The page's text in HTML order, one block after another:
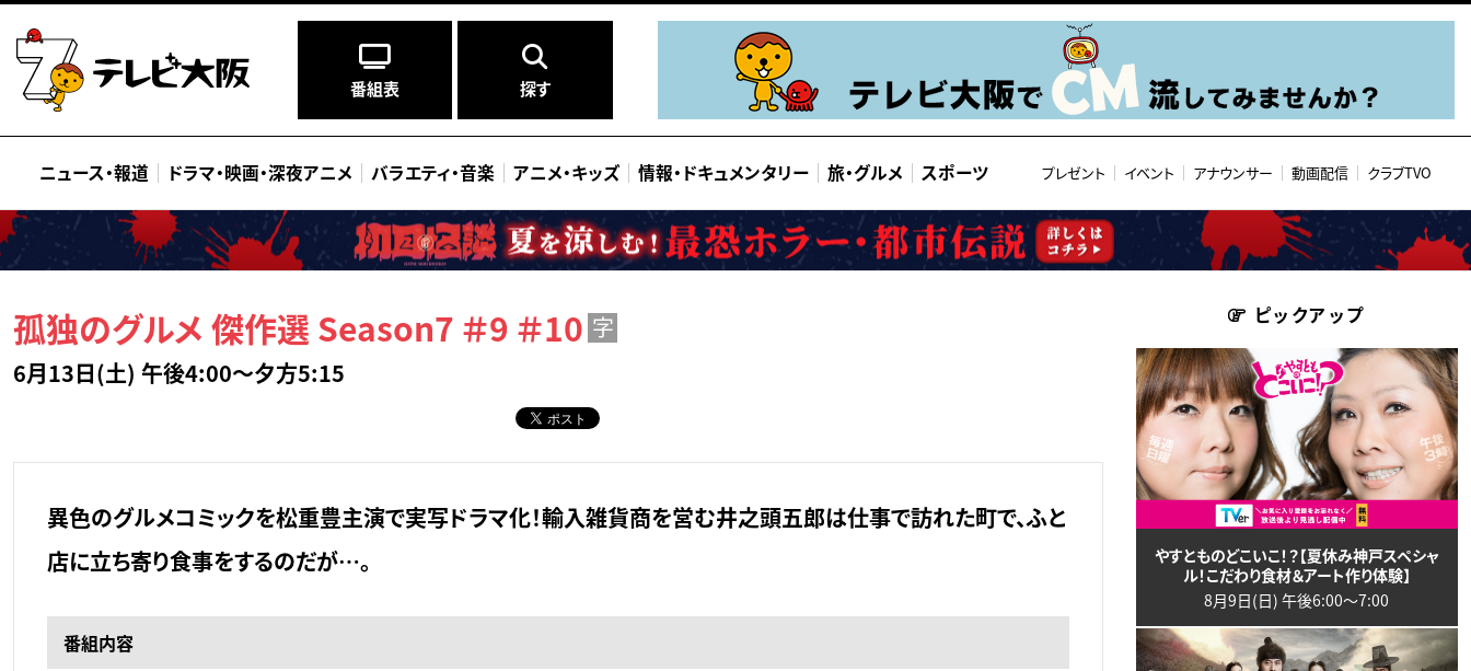
番組表 探す
ニュース・報道 ドラマ・映画・深夜アニメ バラエティ・音楽 アニメ・キッズ 情報・ ドキュメンタリー 旅・グルメ スポーツ プレゼント イベント アナウンサー 動画配信 クラブTVO
孤独のグルメ 傑作選 Season7 ＃9 ＃10 字
6月13日(土) 午後4:00～夕方5:15
異色のグルメコミックを松重豊主演で実写ドラマ化！輸入雑貨商を営む井之頭五郎は仕事で訪れた町で、ふと
店に立ち寄り食事をするのだが…。
番組内容
ピックアップ
やすとものどこいこ！？【夏休み神戸スペシャ
ル！こだわり食材＆アート作り体験】
8月9日(日) 午後6:00〜7:00